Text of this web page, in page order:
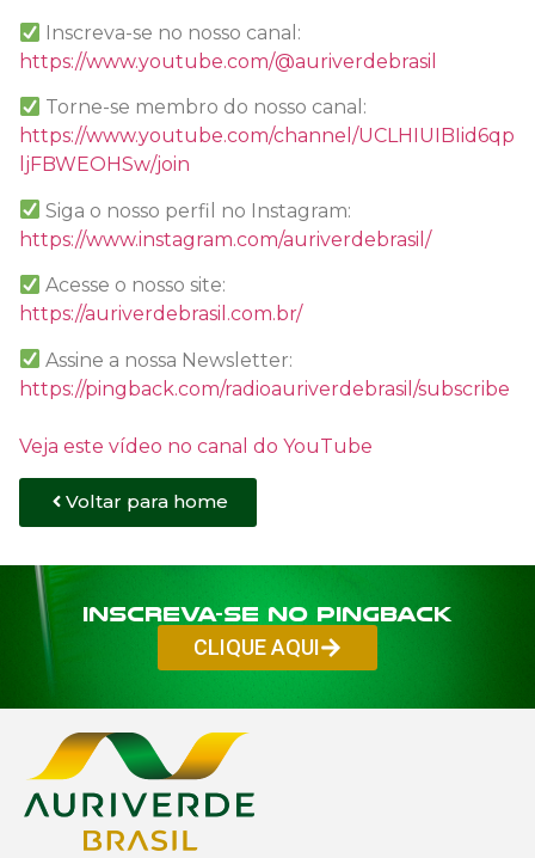
Inscreva-se no nosso canal:
https://www.youtube.com/@auriverdebrasil
Torne-se membro do nosso canal:
https://www.youtube.com/channel/UCLHIUIBIid6qp
ljFBWEOHSw/join
Siga o nosso perfil no Instagram:
https://www.instagram.com/auriverdebrasil/
Acesse o nosso site:
https://auriverdebrasil.com.br/
Assine a nossa Newsletter:
https://pingback.com/radioauriverdebrasil/subscribe
Veja este vídeo no canal do YouTube
Voltar para home
Inscreva-se no PINGBACK
CLIQUE AQUI